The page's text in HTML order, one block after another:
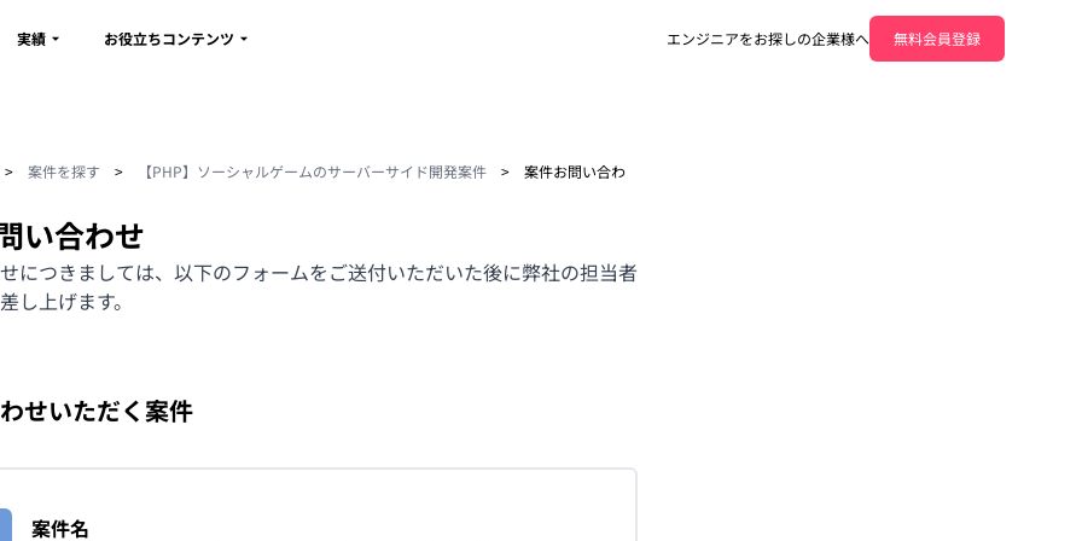
実績 お役立ちコンテンツ エンジニアをお探しの企業様へ 無料会員登録
> 案件を探す > 【PHP】ソーシャルゲームのサーバーサイド開発案件 > 案件お問い合わ
い合わせ
につきましては、以下のフォームをご送付いただいた後に弊社の担当者
し上げます。
せいただく案件
案件名